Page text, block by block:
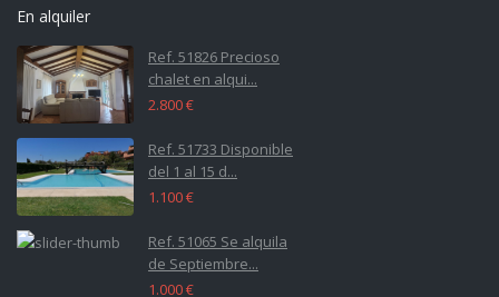
En alquiler
Ref. 51826 Precioso
chalet en alqui...
2.800 €
Ref. 51733 Disponible
del 1 al 15 d...
1.100 €
Ref. 51065 Se alquila
de Septiembre...
1.000 €